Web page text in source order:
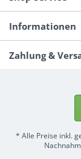
Informationen
Zahlung &
* Alle Preise inkl.